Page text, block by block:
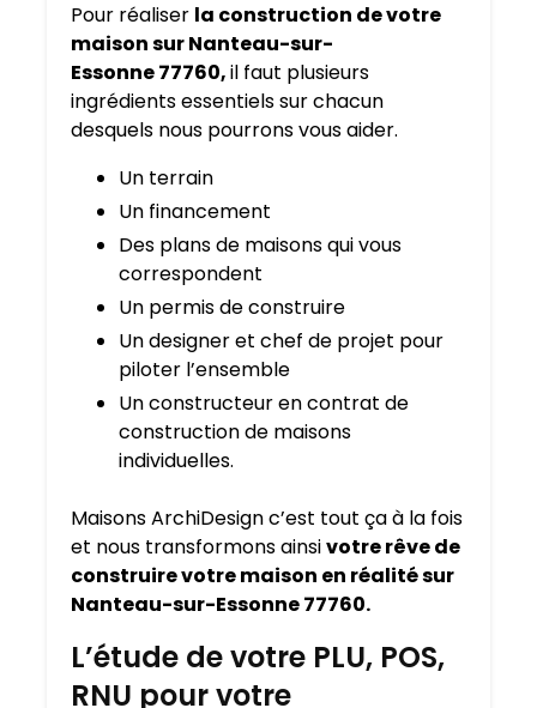
Pour réaliser la construction de votre
maison sur Nanteau-sur-
Essonne 77760,il faut plusieurs
ingrédients essentiels sur chacun
desquels nous pourrons vous aider.
Un terrain
Un financement
Des plans de maisons qui vous
correspondent
Un permis de construire
Un designer et chef de projet pour
piloter l’ensemble
Un constructeur en contrat de
construction de maisons
individuelles.
Maisons ArchiDesign c’est tout ça à la fois
et nous transformons ainsivotre rêve de
construire votre maison en réalité sur
Nanteau-sur-Essonne 77760.
L’étude de votre PLU, POS,
RNU pour votre